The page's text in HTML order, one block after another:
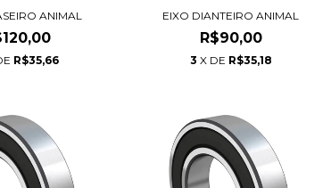
ANIMAL
R$35,66
EIXO DIANTEIRO ANIMAL
R$90,00
3 X DE R$35,18